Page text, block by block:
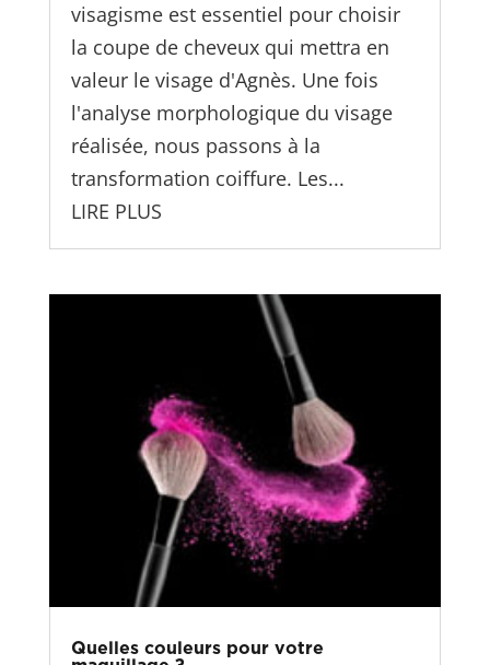
visagisme est essentiel pour choisir
la coupe de cheveux qui mettra en
valeur le visage d'Agnès. Une fois
l'analyse morphologique du visage
réalisée, nous passons à la
transformation coiffure. Les...
LIRE PLUS
Quelles couleurs pour votre